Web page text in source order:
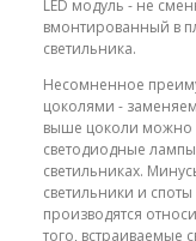
LED модуль - не
вмонтированный в
светильника.
Несомненное
цоколями -
выше цоколи можно
светодиодные
светильниках.
светильники и
производятся
того, встраиваемые